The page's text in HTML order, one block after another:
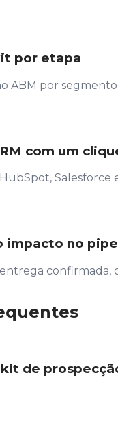
por etapa
ABM por
com um
Salesforce
impacto no
de